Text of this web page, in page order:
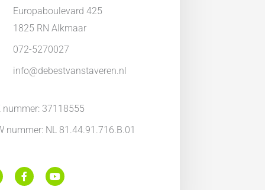
Europaboulevard 425
1825 RN Alkmaar
072-5270027
info@debestvanstaveren.nl
nummer: 37118555
nummer: NL 81.44.91.716.B.01
c
e
u
t